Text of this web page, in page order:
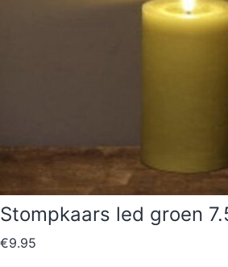
Stompkaars led groen
€9.95